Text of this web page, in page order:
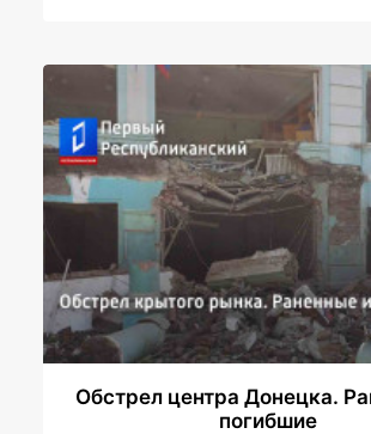
Обстрел центра Донецка.
погибшие